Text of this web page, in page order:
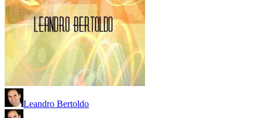
Leandro Bertoldo